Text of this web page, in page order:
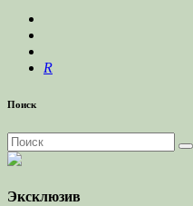
R
Поиск
Эксклюзив